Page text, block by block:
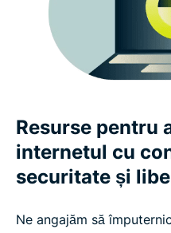
Resurse pentru
internetul cu
securitate și
Ne angajăm să